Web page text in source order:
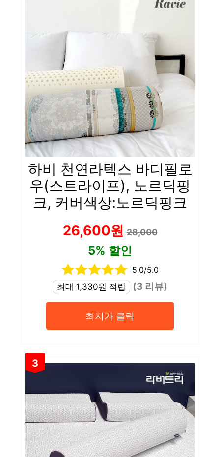
하비 천연라텍스 바디필로
우(스트라이프), 노르딕핑
크, 커버색상:노르딕핑크
26,600원28,000
5% 할인
5.0/5.0
최대 1,330원 적립
(3 리뷰)
최저가 클릭
3